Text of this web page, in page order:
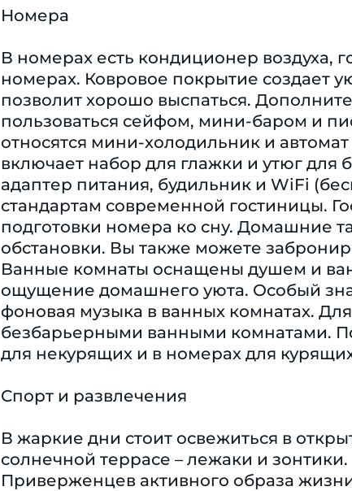
Номера
В номерах есть кондиционер воздуха,
номерах. Ковровое покрытие создает
позволит хорошо выспаться.
пользоваться сейфом, мини-баром и
относятся мини-холодильник и
включает набор для глажки и утюг для
адаптер питания, будильник и WiFi
стандартам современной гостиницы.
подготовки номера ко сну. Домашние
обстановки. Вы также можете
Ванные комнаты оснащены душем и
ощущение домашнего уюта. Особый
фоновая музыка в ванных комнатах.
безбарьерными ванными комнатами.
для некурящих и в номерах для
Спорт и развлечения
В жаркие дни стоит освежиться в
солнечной террасе – лежаки и
Приверженцев активного образа